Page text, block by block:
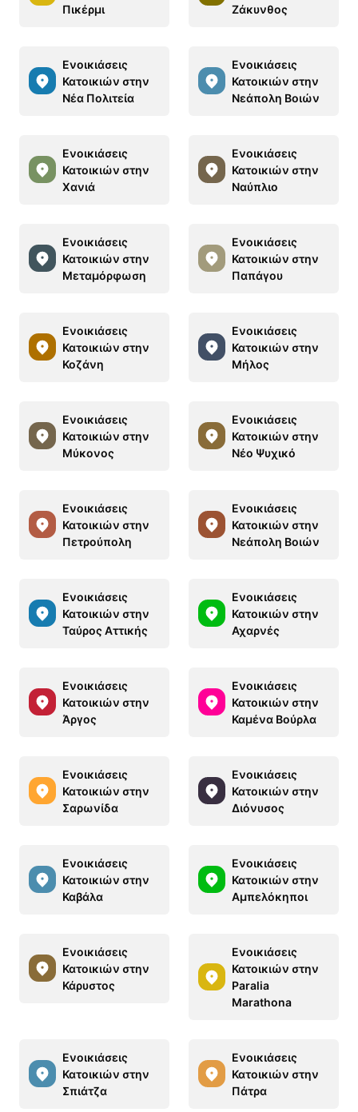
Πικέρμι Ζάκυνθος
Ενοικιάσεις
Κατοικιών στην
Νέα Πολιτεία
Ενοικιάσεις
Κατοικιών στην
Νεάπολη Βοιών
Ενοικιάσεις
Κατοικιών στην
Χανιά
Ενοικιάσεις
Κατοικιών στην
Ναύπλιο
Ενοικιάσεις
Κατοικιών στην
Μεταμόρφωση
Ενοικιάσεις
Κατοικιών στην
Παπάγου
Ενοικιάσεις
Κατοικιών στην
Κοζάνη
Ενοικιάσεις
Κατοικιών στην
Μήλος
Ενοικιάσεις
Κατοικιών στην
Μύκονος
Ενοικιάσεις
Κατοικιών στην
Νέο Ψυχικό
Ενοικιάσεις
Κατοικιών στην
Πετρούπολη
Ενοικιάσεις
Κατοικιών στην
Νεάπολη Βοιών
Ενοικιάσεις
Κατοικιών στην
Ταύρος Αττικής
Ενοικιάσεις
Κατοικιών στην
Αχαρνές
Ενοικιάσεις
Κατοικιών στην
Άργος
Ενοικιάσεις
Κατοικιών στην
Καμένα Βούρλα
Ενοικιάσεις
Κατοικιών στην
Σαρωνίδα
Ενοικιάσεις
Κατοικιών στην
Διόνυσος
Ενοικιάσεις
Κατοικιών στην
Καβάλα
Ενοικιάσεις
Κατοικιών στην
Αμπελόκηποι
Ενοικιάσεις
Κατοικιών στην
Κάρυστος
Ενοικιάσεις
Κατοικιών στην
Paralia
Marathona
Ενοικιάσεις
Κατοικιών στην
Σπιάτζα
Ενοικιάσεις
Κατοικιών στην
Πάτρα